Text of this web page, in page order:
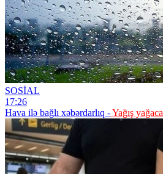
SOSİAL
17:26
Hava ilə bağlı xəbərdarlıq -Yağış